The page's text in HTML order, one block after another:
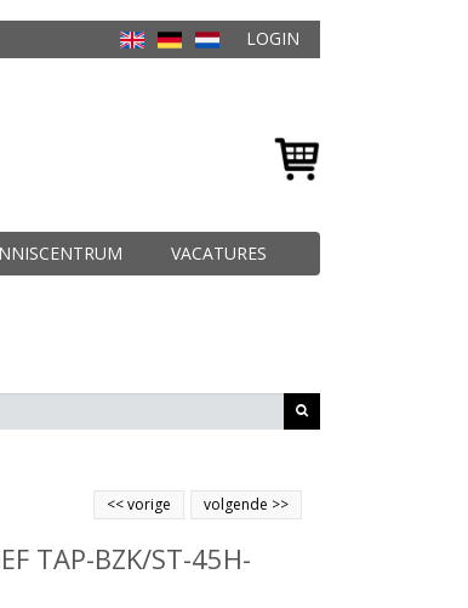
LOGIN
VACATURES
volgende >>
<<vorige
TAP-BZK/ST-45H-